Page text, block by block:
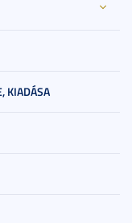
KIADÁSA